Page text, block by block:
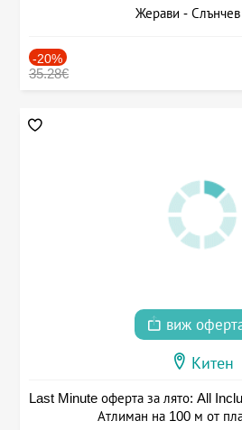
Жерави - Слънчев
-20%
35.28€
виж
Китен
Last Minute оферта за лято: All
Атлиман на 100 м от